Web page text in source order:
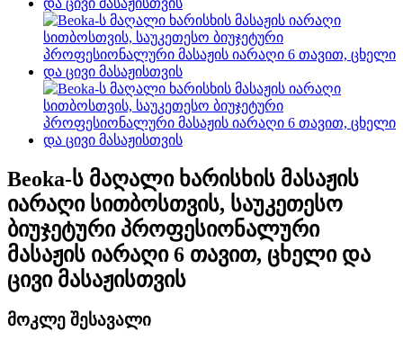
Beoka-ს მაღალი ხარისხის მასაჟის
იარაღი სითბოსთვის, საუკეთესო
ბიუჯეტური პროფესიონალური
მასაჟის იარაღი 6 თავით, ცხელი და
ცივი მასაჟისთვის
მოკლე შესავალი